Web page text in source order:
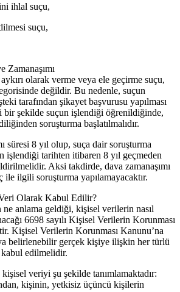
ihlal suçu,
suçu,
Zamanaşımı
olarak verme veya ele geçirme suçu,
değildir. Bu nedenle, suçun
tarafından şikayet başvurusu yapılması
bir şekilde suçun işlendiği öğrenildiğinde,
soruşturma başlatılmalıdır.
süresi 8 yıl olup, suça dair soruşturma
işlendiği tarihten itibaren 8 yıl geçmeden
Aksi takdirde, dava zamanaşımı
ile ilgili soruşturma yapılamayacaktır.
Olarak Kabul Edilir?
ne anlama geldiği, kişisel verilerin nasıl
6698 sayılı Kişisel Verilerin Korunması
Kişisel Verilerin Korunması Kanunu’na
belirlenebilir gerçek kişiye ilişkin her türlü
edilmelidir.
veriyi şu şekilde tanımlamaktadır:
kişinin, yetkisiz üçüncü kişilerin